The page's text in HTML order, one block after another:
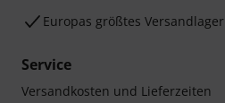
Europas größtes Versandlager
Service
Versandkosten und Lieferzeiten